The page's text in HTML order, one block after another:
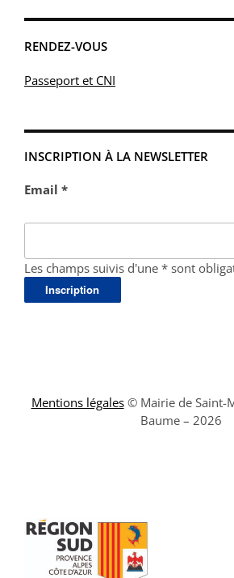
RENDEZ-VOUS
Passeport et CNI
INSCRIPTION À LA NEWSLETTER
Email *
Les champs suivis d'une * sont
Mentions légales© Mairie de Saint-
Baume – 2026